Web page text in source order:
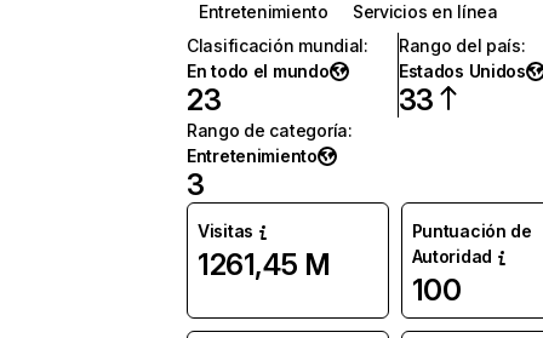
Entretenimiento
Servicios en línea
Clasificación mundial:
En todo el mundo
23
Rango del país:
Estados Unidos
33
Rango de categoría:
Entretenimiento
3
Visitas
1261,45 M
Puntuación de
Autoridad
100